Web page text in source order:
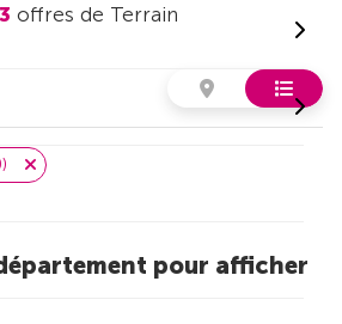
offres de Terrain
pour afficher